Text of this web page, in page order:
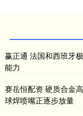
赢正通 法国和西班牙
能力
赛岳恒配资 硬质合金
球焊喷嘴正逐步放量